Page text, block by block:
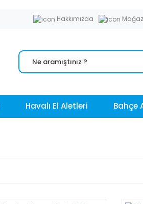
Hakkımızda
Havalı El Aletleri Bahçe